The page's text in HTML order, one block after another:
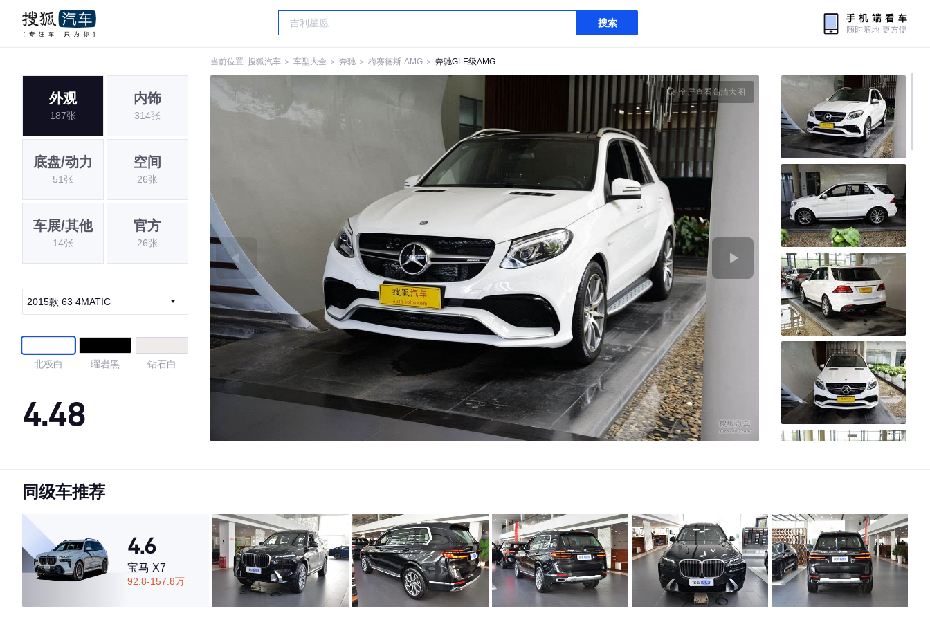
搜索
当前位置: 搜狐汽车 ＞ 车型大全 ＞ 奔驰 ＞ 梅赛德斯-AMG ＞ 奔驰GLE级AMG
外观
187张
内饰
314张
底盘/动力
51张
空间
26张
车展/其他
14张
官方
26张
2015款 63 4MATIC
北极白 曜岩黑 钻石白
4.48
·内饰表现较为优秀，优于62%同级车
·空间表现较为优秀，优于58%同级车
全屏查看高清大图
同级车推荐
4.6
宝马 X7
92.8-157.8万